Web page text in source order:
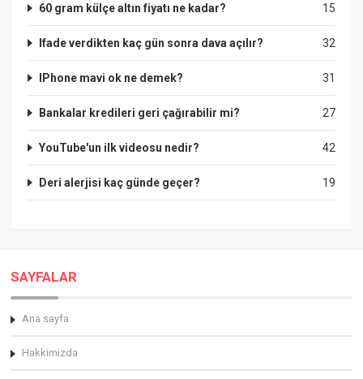
15
60 gram külçe altın fiyatı ne kadar?
32
Ifade verdikten kaç gün sonra dava açılır?
31
IPhone mavi ok ne demek?
27
Bankalar kredileri geri çağırabilir mi?
42
YouTube'un ilk videosu nedir?
19
Deri alerjisi kaç günde geçer?
SAYFALAR
Ana sayfa
Hakkimizda